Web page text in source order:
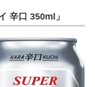
辛口 350ml」